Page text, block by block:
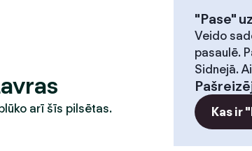
arī šīs pilsētas.
"Pase"
Veido
pasaulē.
Sidnejā.
Kas ir